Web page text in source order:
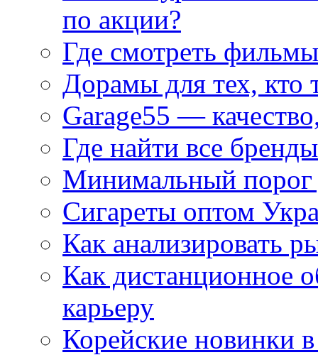
по акции?
Где смотреть
Дорамы для тех, кто
Garage55 —
Где найти все
Минимальный порог
Сигареты оптом
Как анализировать
Как дистанционное
карьеру
Корейские новинки